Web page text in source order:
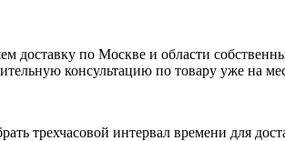
доставку по Москве и области
консультацию по товару уже на
трехчасовой интервал времени для